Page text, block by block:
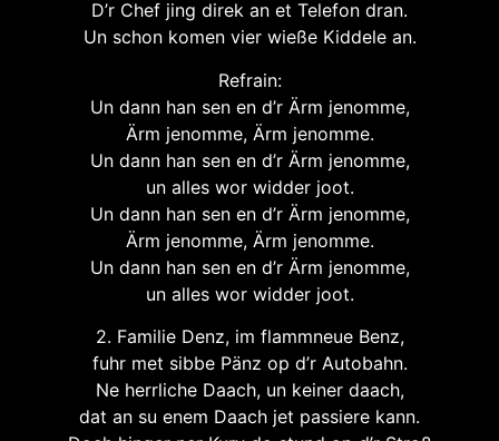
D’r Chef jing direk an et Telefon dran.
Un schon komen vier wieße Kiddele an.
Refrain:
Un dann han sen en d’r Ärm jenomme,
Ärm jenomme, Ärm jenomme.
Un dann han sen en d’r Ärm jenomme,
un alles wor widder joot.
Un dann han sen en d’r Ärm jenomme,
Ärm jenomme, Ärm jenomme.
Un dann han sen en d’r Ärm jenomme,
un alles wor widder joot.
2. Familie Denz, im flammneue Benz,
fuhr met sibbe Pänz op d’r Autobahn.
Ne herrliche Daach, un keiner daach,
dat an su enem Daach jet passiere kann.